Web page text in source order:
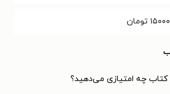
۱۵۰۰۰ تومان
کتاب چه امتیازی می‌دهید؟